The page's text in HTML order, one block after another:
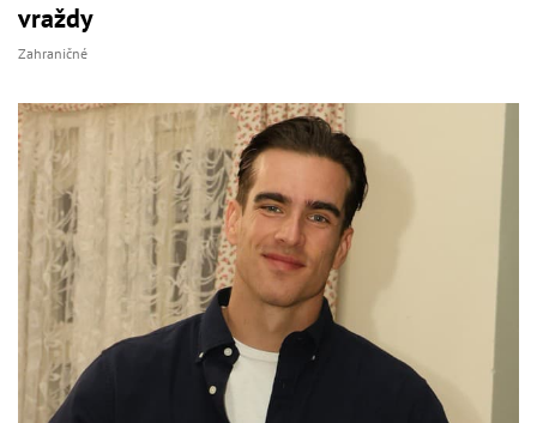
vraždy
Zahraničné